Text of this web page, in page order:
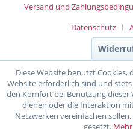
Versand und
Datenschutz
Diese Website benutzt
Website erforderlich sind und
den Komfort bei Benutzung
dienen oder die Interaktion
Netzwerken vereinfachen
gesetzt.